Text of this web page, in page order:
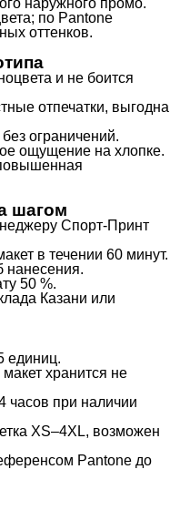
наружного промо.
по Pantone
оттенков.
и не боится
отпечатки, выгодна
ограничений.
ощущение на хлопке.
шагом
Спорт-Принт
в течении 60 минут.
нанесения.
50 %.
Казани или
единиц.
хранится не
часов при наличии
XS–4XL, возможен
Pantone до